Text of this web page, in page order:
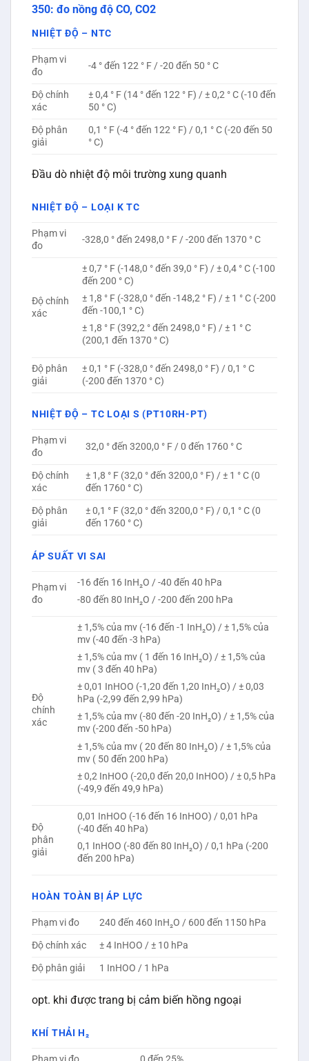
350: đo nồng độ CO, CO2
NHIỆT ĐỘ – NTC
Phạm vi
đo
-4 ° đến 122 ° F / -20 đến 50 ° C
Độ chính
xác
± 0,4 ° F (14 ° đến 122 ° F) / ± 0,2 ° C (-10 đến
50 ° C)
Độ phân
giải
0,1 ° F (-4 ° đến 122 ° F) / 0,1 ° C (-20 đến 50
° C)
Đầu dò nhiệt độ môi trường xung quanh
NHIỆT ĐỘ – LOẠI K TC
Phạm vi
đo
-328,0 ° đến 2498,0 ° F / -200 đến 1370 ° C
Độ chính
xác
± 0,7 ° F (-148,0 ° đến 39,0 ° F) / ± 0,4 ° C (-100
đến 200 ° C)
± 1,8 ° F (-328,0 ° đến -148,2 ° F) / ± 1 ° C (-200
đến -100,1 ° C)
± 1,8 ° F (392,2 ° đến 2498,0 ° F) / ± 1 ° C
(200,1 đến 1370 ° C)
Độ phân
giải
± 0,1 ° F (-328,0 ° đến 2498,0 ° F) / 0,1 ° C
(-200 đến 1370 ° C)
NHIỆT ĐỘ – TC LOẠI S (PT10RH-PT)
Phạm vi
đo
32,0 ° đến 3200,0 ° F / 0 đến 1760 ° C
Độ chính
xác
± 1,8 ° F (32,0 ° đến 3200,0 ° F) / ± 1 ° C (0
đến 1760 ° C)
Độ phân
giải
± 0,1 ° F (32,0 ° đến 3200,0 ° F) / 0,1 ° C (0
đến 1760 ° C)
ÁP SUẤT VI SAI
Phạm vi
đo
-16 đến 16 InH₂O / -40 đến 40 hPa
-80 đến 80 InH₂O / -200 đến 200 hPa
Độ
chính
xác
± 1,5% của mv (-16 đến -1 InH₂O) / ± 1,5% của
mv (-40 đến -3 hPa)
± 1,5% của mv ( 1 đến 16 InH₂O) / ± 1,5% của
mv ( 3 đến 40 hPa)
± 0,01 InHOO (-1,20 đến 1,20 InH₂O) / ± 0,03
hPa (-2,99 đến 2,99 hPa)
± 1,5% của mv (-80 đến -20 InH₂O) / ± 1,5% của
mv (-200 đến -50 hPa)
± 1,5% của mv ( 20 đến 80 InH₂O) / ± 1,5% của
mv ( 50 đến 200 hPa)
± 0,2 InHOO (-20,0 đến 20,0 InHOO) / ± 0,5 hPa
(-49,9 đến 49,9 hPa)
Độ
phân
giải
0,01 InHOO (-16 đến 16 InHOO) / 0,01 hPa
(-40 đến 40 hPa)
0,1 InHOO (-80 đến 80 InH₂O) / 0,1 hPa (-200
đến 200 hPa)
HOÀN TOÀN BỊ ÁP LỰC
Phạm vi đo
240 đến 460 InH₂O / 600 đến 1150 hPa
Độ chính xác
± 4 InHOO / ± 10 hPa
Độ phân giải
1 InHOO / 1 hPa
opt. khi được trang bị cảm biến hồng ngoại
KHÍ THẢI H₂